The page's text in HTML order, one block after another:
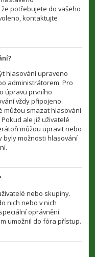
potřebujete do vašeho
kontaktujte
hlasování upraveno
administrátorem. Pro
úpravu prvního
vždy připojeno.
můžou smazat hlasování
ale již uživatelé
můžou upravit nebo
byly možnosti hlasování
nebo skupiny.
nich nebo v nich
oprávnění.
umožnil do fóra přístup.